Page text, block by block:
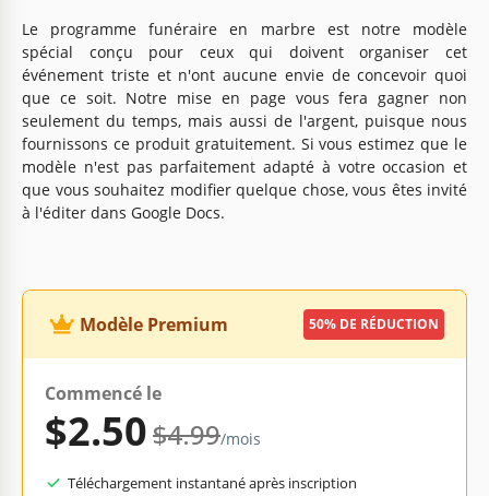
Le programme funéraire en marbre est notre modèle
spécial conçu pour ceux qui doivent organiser cet
événement triste et n'ont aucune envie de concevoir quoi
que ce soit. Notre mise en page vous fera gagner non
seulement du temps, mais aussi de l'argent, puisque nous
fournissons ce produit gratuitement. Si vous estimez que le
modèle n'est pas parfaitement adapté à votre occasion et
que vous souhaitez modifier quelque chose, vous êtes invité
à l'éditer dans Google Docs.
Modèle Premium 50% DE RÉDUCTION
Commencé le
$2.50$4.99/mois
Téléchargement instantané après inscription